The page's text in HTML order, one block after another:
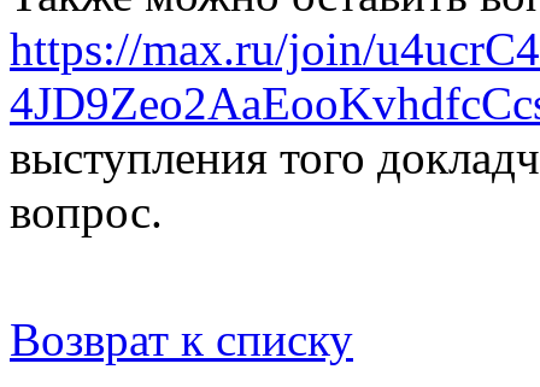
https://max.ru/join/
выступления того
вопрос.
Возврат к списку